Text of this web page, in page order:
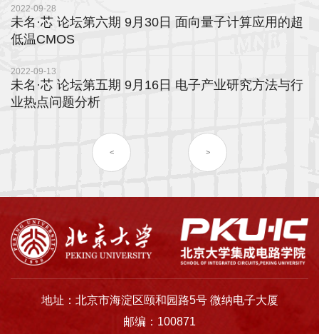
纳
士
友
2022-09-28
未名·芯 论坛第六期 9月30日 面向量子计算应用的超
低温CMOS
2022-09-13
未名·芯 论坛第五期 9月16日 电子产业研究方法与行
业热点问题分析
< >
地址：北京市海淀区颐和园路5号 微纳电子大厦
邮编：100871